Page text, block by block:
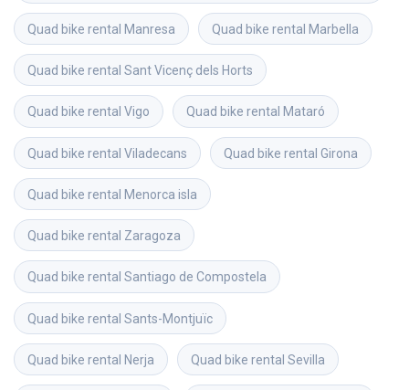
Quad bike rental Manresa Quad bike rental Marbella
Quad bike rental Sant Vicenç dels Horts
Quad bike rental Vigo Quad bike rental Mataró
Quad bike rental Viladecans Quad bike rental Girona
Quad bike rental Menorca isla
Quad bike rental Zaragoza
Quad bike rental Santiago de Compostela
Quad bike rental Sants-Montjuïc
Quad bike rental Nerja Quad bike rental Sevilla